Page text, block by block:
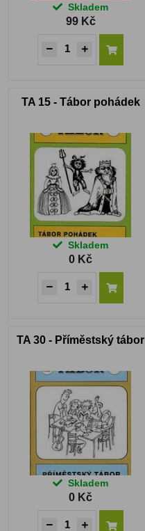
Skladem
99 Kč
TA 15 - Tábor pohádek
Skladem
0 Kč
TA 30 - Příměstský tábor
Skladem
0 Kč